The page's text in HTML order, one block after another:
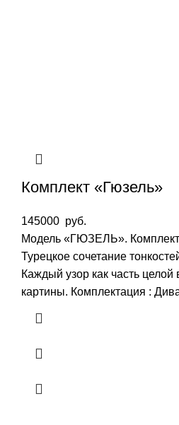
Комплект «Гюзель»
145000 руб.
Модель «ГЮЗЕЛЬ». Комплект
Турецкое сочетание
Каждый узор как часть целой
картины. Комплектация :